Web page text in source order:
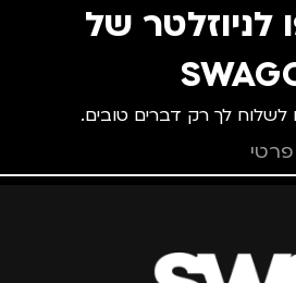
לניוזלטר של
לשלוח לך רק דברים טובים.